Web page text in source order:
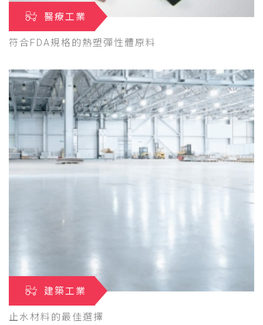
醫療工業
符合FDA規格的熱塑彈性體原料
建築工業
止水材料的最佳選擇